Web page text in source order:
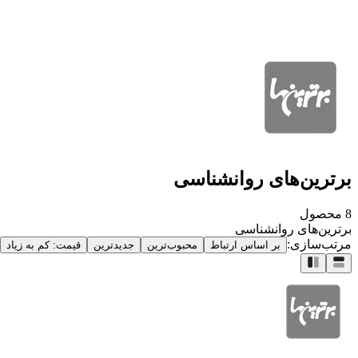
برترین‌های روانشناسی
8 محصول
برترین‌های روانشناسی
مرتب‌سازی:
بر اساس ارتباط محبوب‌ترین جدیدترین قیمت: کم به زیاد